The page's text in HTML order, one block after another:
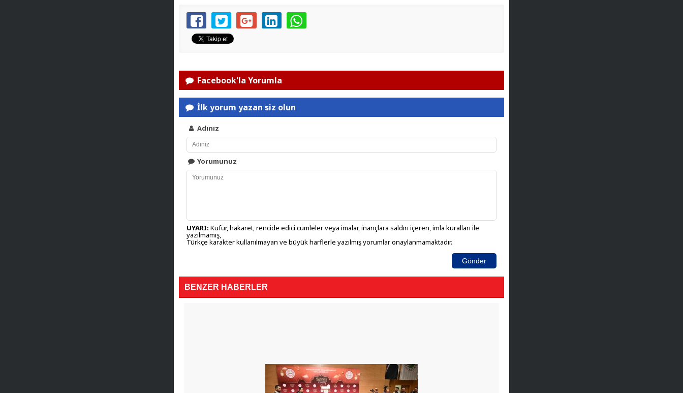
Facebook'la Yorumla
İlk yorum yazan siz olun
Adınız
Yorumunuz
UYARI: Küfür, hakaret, rencide edici cümleler veya imalar, inançlara saldırı içeren, imla kuralları ile
yazılmamış,
Türkçe karakter kullanılmayan ve büyük harflerle yazılmış yorumlar onaylanmamaktadır.
Gönder
BENZER HABERLER